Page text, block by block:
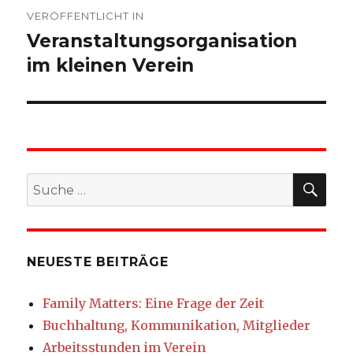
VERÖFFENTLICHT IN
Veranstaltungsorganisation
im kleinen Verein
Suche
nach:
NEUESTE BEITRÄGE
Family Matters: Eine Frage der Zeit
Buchhaltung, Kommunikation, Mitglieder
Arbeitsstunden im Verein